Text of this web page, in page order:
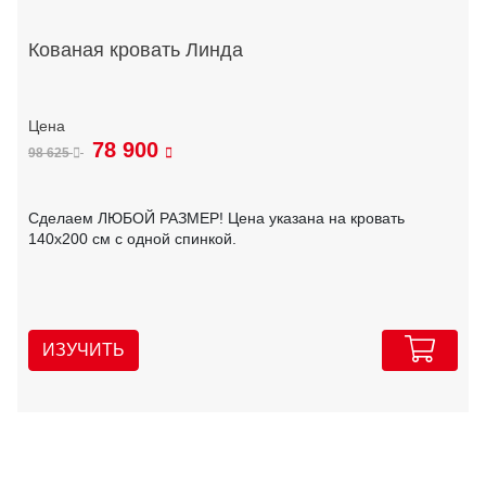
Кованая кровать Линда
98 625 78 900
Сделаем ЛЮБОЙ РАЗМЕР! Цена указана на кровать
140х200 см с одной спинкой.
ИЗУЧИТЬ